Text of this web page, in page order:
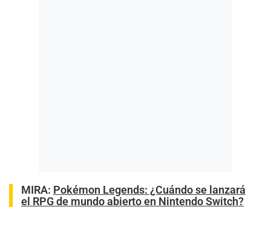
MIRA: Pokémon Legends: ¿Cuándo se lanzará
el RPG de mundo abierto en Nintendo Switch?